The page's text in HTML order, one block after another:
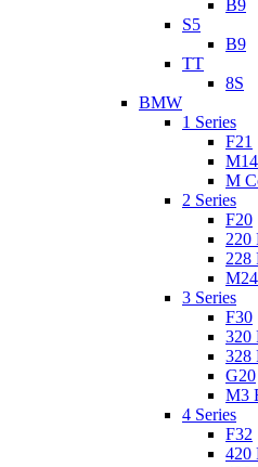
B9
S5
B9
TT
8S
BMW
1 Series
F21
M
2 Series
F20
220
228
3 Series
F30
320
328
G20
M3
4 Series
F32
420